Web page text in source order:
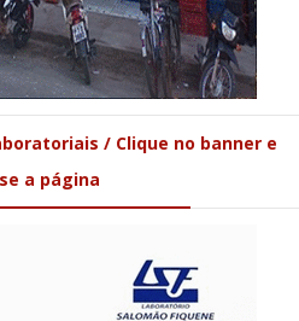
/ Clique no banner e
a página